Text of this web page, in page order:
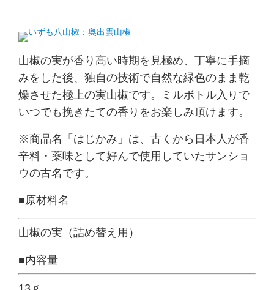
山椒の実が香り高い時期を見極め、丁寧に手摘
みをした後、独自の技術で自然な緑色のまま乾
燥させた極上の実山椒です。ミルボトル入りで
いつでも挽きたての香りをお楽しみ頂けます。
※商品名「はじかみ」は、古くから日本人が香
辛料・薬味として好んで使用していたサンショ
ウの古名です。
■原材料名
山椒の実（詰め替え用）
■内容量